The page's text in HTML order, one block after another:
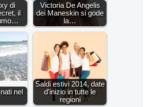
di
il
Victoria De Angelis
dei Maneskin si gode
la…
nel
Saldi estivi 2014, date
d'inizio in tutte le
regioni